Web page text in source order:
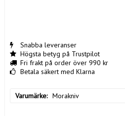
Snabba leveranser
Högsta betyg på Trustpilot
Fri frakt på order över 990 kr
Betala säkert med Klarna
Varumärke Morakniv